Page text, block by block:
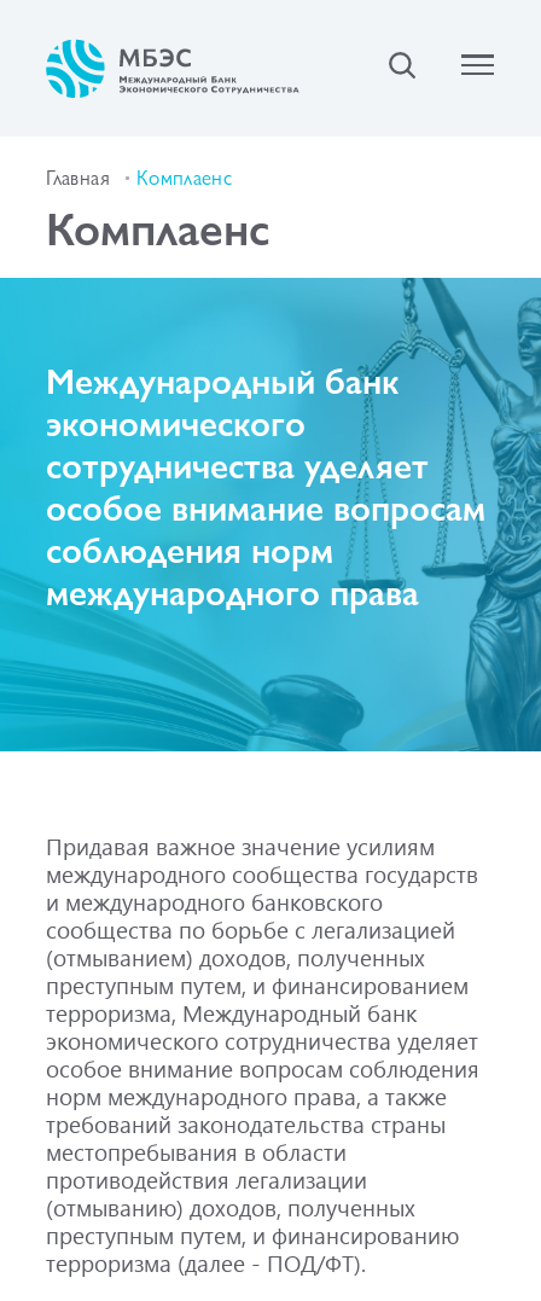
Главная Комплаенс
Комплаенс
Международный банк
экономического
сотрудничества уделяет
особое внимание вопросам
соблюдения норм
международного права
Придавая важное значение усилиям
международного сообщества государств
и международного банковского
сообщества по борьбе с легализацией
(отмыванием) доходов, полученных
преступным путем, и финансированием
терроризма, Международный банк
экономического сотрудничества уделяет
особое внимание вопросам соблюдения
норм международного права, а также
требований законодательства страны
местопребывания в области
противодействия легализации
(отмыванию) доходов, полученных
преступным путем, и финансированию
терроризма (далее - ПОД/ФТ).